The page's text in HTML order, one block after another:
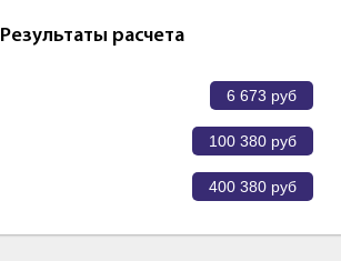
Результаты расчета
6 673 руб
100 380 руб
400 380 руб